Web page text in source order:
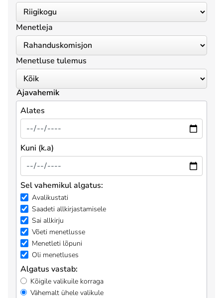
Menetleja
Menetluse tulemus
Ajavahemik
Alates
Kuni (k.a)
Sel vahemikul algatus:
Avalikustati
Saadeti allkirjastamisele
Sai allkirju
Võeti menetlusse
Menetleti lõpuni
Oli menetluses
Algatus vastab:
Kõigile valikuile korraga
Vähemalt ühele valikule